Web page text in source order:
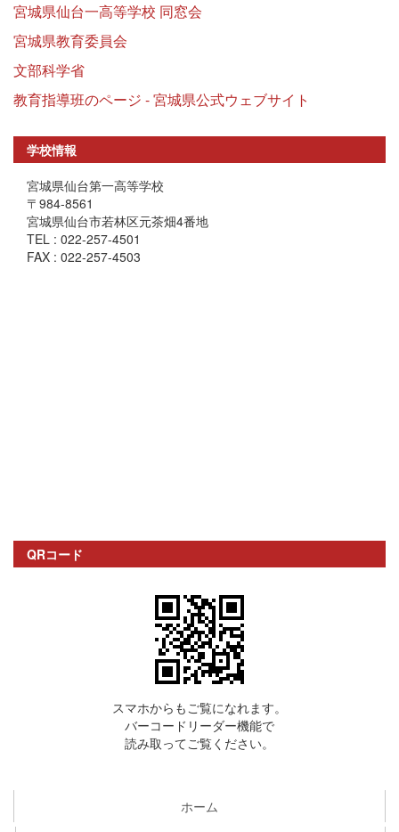
宮城県仙台一高等学校 同窓会
宮城県教育委員会
文部科学省
教育指導班のページ - 宮城県公式ウェブサイト
学校情報
宮城県仙台第一高等学校
〒984-8561
宮城県仙台市若林区元茶畑4番地
TEL : 022-257-4501
FAX : 022-257-4503
QRコード
スマホからもご覧になれます。
バーコードリーダー機能で
読み取ってご覧ください。
ホーム